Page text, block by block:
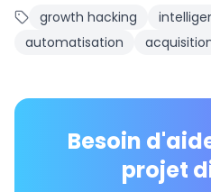
growth hacking
automatisation
Besoin
projet